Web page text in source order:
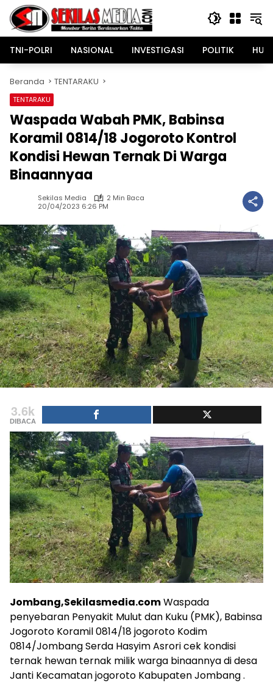
Langsung
konten
TNI-POLRI
NASIONAL INVESTIGASI POLITIK
Beranda TENTARAKU
TENTARAKU
Waspada Wabah PMK, Babinsa
Koramil 0814/18 Jogoroto Kontrol
Kondisi Hewan Ternak Di Warga
Binaannyaa
Sekilas Media
2 Min Baca
20/04/2023 6:26 PM
3.6k
DIBACA
Jombang,Sekilasmedia.comWaspada
penyebaran Penyakit Mulut dan Kuku (PMK), Babinsa
Jogoroto Koramil 0814/18 jogoroto Kodim
0814/Jombang Serda Hasyim Asrori cek kondisi
ternak hewan ternak milik warga binaannya di desa
Janti Kecamatan jogoroto Kabupaten Jombang .